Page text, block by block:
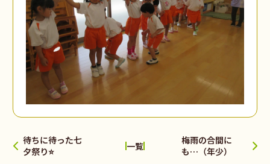
待ちに待った七
夕祭り⭐
一覧
梅雨の合間に
も…（年少）